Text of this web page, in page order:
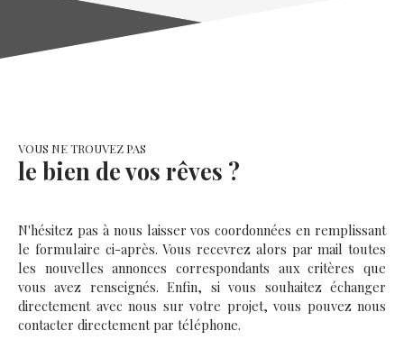
VOUS NE TROUVEZ PAS
le bien de vos rêves ?
N'hésitez pas à nous laisser vos coordonnées en remplissant
le formulaire ci-après. Vous recevrez alors par mail toutes
les nouvelles annonces correspondants aux critères que
vous avez renseignés. Enfin, si vous souhaitez échanger
directement avec nous sur votre projet, vous pouvez nous
contacter directement par téléphone.